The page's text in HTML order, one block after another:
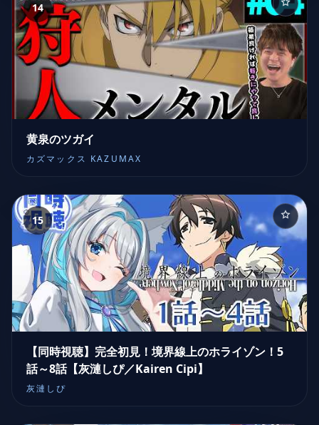
14
黄泉のツガイ
カズマックス KAZUMAX
15
【同時視聴】完全初見！境界線上のホライゾン！5
話～8話【灰漣しぴ／Kairen Cipi】
灰漣しぴ